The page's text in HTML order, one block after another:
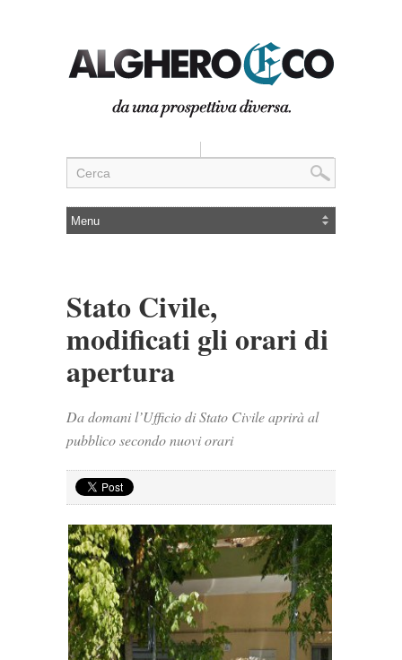
Stato Civile,
modificati gli orari di
apertura
Da domani l’Ufficio di Stato Civile aprirà al
pubblico secondo nuovi orari